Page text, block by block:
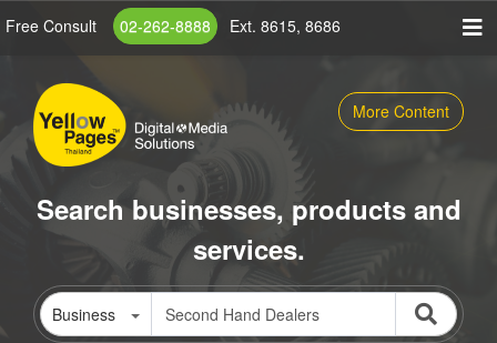
content
Free Consult 02-262-8888 Ext. 8615, 8686
More Content
Search businesses, products and
services.
Business